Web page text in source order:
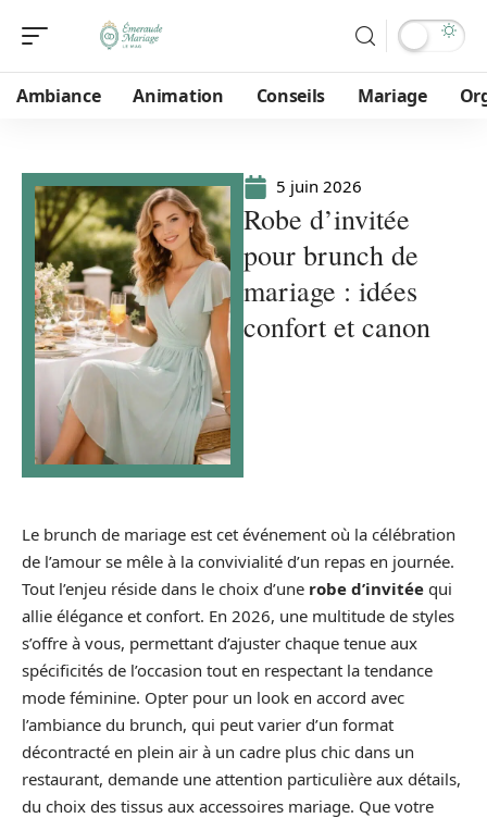
Ambiance Animation Conseils Mariage
5 juin 2026
Robe d’invitée
pour brunch de
mariage : idées
confort et canon
Le brunch de mariage est cet événement où la célébration
de l’amour se mêle à la convivialité d’un repas en journée.
Tout l’enjeu réside dans le choix d’une robe d’invitée qui
allie élégance et confort. En 2026, une multitude de styles
s’offre à vous, permettant d’ajuster chaque tenue aux
spécificités de l’occasion tout en respectant la tendance
mode féminine. Opter pour un look en accord avec
l’ambiance du brunch, qui peut varier d’un format
décontracté en plein air à un cadre plus chic dans un
restaurant, demande une attention particulière aux détails,
du choix des tissus aux accessoires mariage. Que votre